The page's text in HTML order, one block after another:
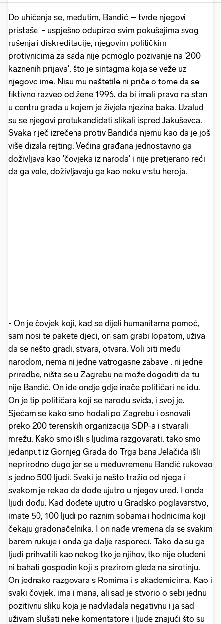
Do uhićenja se, međutim, Bandić – tvrde njegovi
pristaše - uspješno odupirao svim pokušajima svog
rušenja i diskreditacije, njegovim političkim
protivnicima za sada nije pomoglo pozivanje na '200
kaznenih prijava', što je sintagma koja se veže uz
njegovo ime. Nisu mu naštetile ni priče o tome da se
fiktivno razveo od žene 1996. da bi imali pravo na stan
u centru grada u kojem je živjela njezina baka. Uzalud
su se njegovi protukandidati slikali ispred Jakuševca.
Svaka riječ izrečena protiv Bandića njemu kao da je još
više dizala rejting. Većina građana jednostavno ga
doživljava kao 'čovjeka iz naroda' i nije pretjerano reći
da ga vole, doživljavaju ga kao neku vrstu heroja.
- On je čovjek koji, kad se dijeli humanitarna pomoć,
sam nosi te pakete djeci, on sam grabi lopatom, uživa
da se nešto gradi, stvara, otvara. Voli biti među
narodom, nema ni jedne vatrogasne zabave , ni jedne
priredbe, ništa se u Zagrebu ne može dogoditi da tu
nije Bandić. On ide ondje gdje inače političari ne idu.
On je tip političara koji se narodu sviđa, i svoj je.
Sjećam se kako smo hodali po Zagrebu i osnovali
preko 200 terenskih organizacija SDP-a i stvarali
mrežu. Kako smo išli s ljudima razgovarati, tako smo
jedanput iz Gornjeg Grada do Trga bana Jelačića išli
neprirodno dugo jer se u međuvremenu Bandić rukovao
s jedno 500 ljudi. Svaki je nešto tražio od njega i
svakom je rekao da dođe ujutro u njegov ured. I onda
ljudi dođu. Kad dođete ujutro u Gradsko poglavarstvo,
imate 50, 100 ljudi po raznim sobama i hodnicima koji
čekaju gradonačelnika. I on nađe vremena da se svakim
barem rukuje i onda ga dalje rasporedi. Tako da su ga
ljudi prihvatili kao nekog tko je njihov, tko nije otuđeni
ni bahati gospodin koji s prezirom gleda na sirotinju.
On jednako razgovara s Romima i s akademicima. Kao i
svaki čovjek, ima i mana, ali sad je stvorio o sebi jednu
pozitivnu sliku koja je nadvladala negativnu i ja sad
uživam slušati neke komentatore i ljude znajući što su